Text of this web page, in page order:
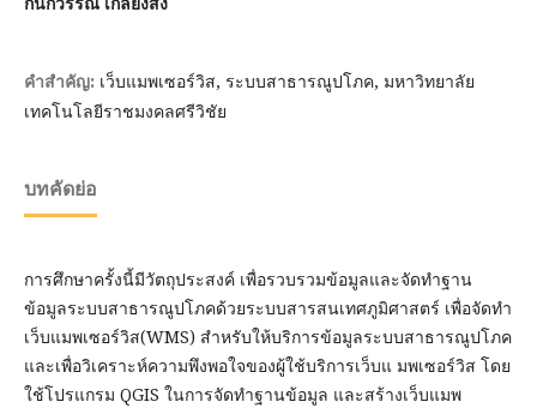
คำสำคัญ: เว็บแมพเซอร์วิส, ระบบสาธารณูปโภค, มหาวิทยาลัย
เทคโนโลยีราชมงคลศรีวิชัย
บทคัดย่อ
การศึกษาครั้งนี้มีวัตถุประสงค์ เพื่อรวบรวมข้อมูลและจัดทำฐาน
ข้อมูลระบบสาธารณูปโภคด้วยระบบสารสนเทศภูมิศาสตร์ เพื่อจัดทำ
เว็บแมพเซอร์วิส(WMS) สำหรับให้บริการข้อมูลระบบสาธารณูปโภค
และเพื่อวิเคราะห์ความพึงพอใจของผู้ใช้บริการเว็บแ มพเซอร์วิส โดย
ใช้โปรแกรม QGIS ในการจัดทำฐานข้อมูล และสร้างเว็บแมพ